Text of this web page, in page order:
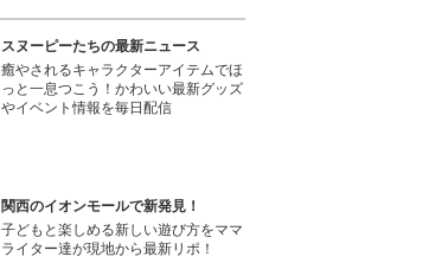
スヌーピーたちの最新ニュース
癒やされるキャラクターアイテムでほ
っと一息つこう！かわいい最新グッズ
やイベント情報を毎日配信
関西のイオンモールで新発見！
子どもと楽しめる新しい遊び方をママ
ライター達が現地から最新リポ！